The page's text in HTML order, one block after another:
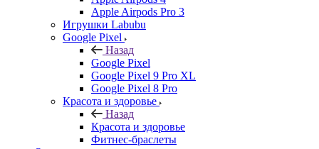
Apple Airpods Pro 3
Игрушки Labubu
Google Pixel
Назад
Google Pixel
Google Pixel 9 Pro XL
Google Pixel 8 Pro
Красота и здоровье
Назад
Красота и здоровье
Фитнес-браслеты